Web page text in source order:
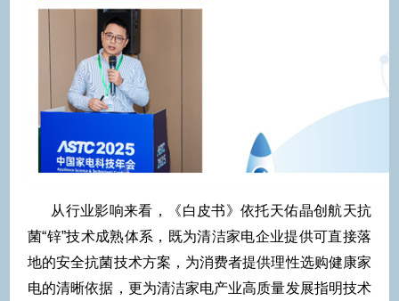
从行业影响来看，《白皮书》依托天佑晶创航天抗
菌“锌”技术成熟体系，既为清洁家电企业提供可直接落
地的安全抗菌技术方案，为消费者提供理性选购健康家
电的清晰依据，更为清洁家电产业高质量发展指明技术